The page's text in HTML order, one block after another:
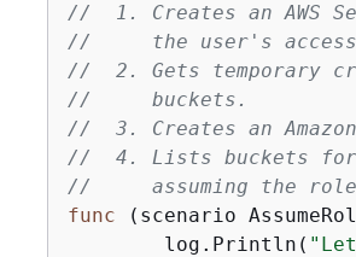
//  1. Creates an AWS
//     the user's
//  2. Gets temporary
//     buckets.
//  3. Creates an
//  4. Lists buckets for
//     assuming the role
func
(scenario
	log.Println(